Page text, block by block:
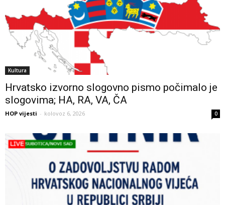
Kultura
Hrvatsko izvorno slogovno pismo počimalo je
slogovima; HA, RA, VA, ČA
HOP vijesti - kolovoz 6, 2026 0